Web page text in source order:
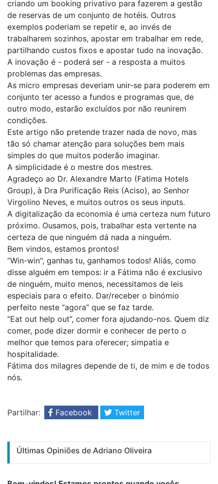
criando um booking privativo para fazerem a gestão
de reservas de um conjunto de hotéis. Outros
exemplos poderiam se repetir e, ao invés de
trabalharem sozinhos, apostar em trabalhar em rede,
partilhando custos fixos e apostar tudo na inovação.
A inovação é - poderá ser - a resposta a muitos
problemas das empresas.
As micro empresas deveriam unir-se para poderem em
conjunto ter acesso a fundos e programas que, de
outro modo, estarão excluídos por não reunirem
condições.
Este artigo não pretende trazer nada de novo, mas
tão só chamar atenção para soluções bem mais
simples do que muitos poderão imaginar.
A simplicidade é o mestre dos mestres.
Agradeço ao Dr. Alexandre Marto (Fatima Hotels
Group), à Dra Purificação Reis (Aciso), ao Senhor
Virgolino Neves, e muitos outros os seus inputs.
A digitalização da economia é uma certeza num futuro
próximo. Ousamos, pois, trabalhar esta vertente na
certeza de que ninguém dá nada a ninguém.
Bem vindos, estamos prontos!
“Win-win", ganhas tu, ganhamos todos! Aliás, como
disse alguém em tempos: ir a Fátima não é exclusivo
de ninguém, muito menos, necessitamos de leis
especiais para o efeito. Dar/receber o binómio
perfeito neste “agora” que se faz tarde.
“Eat out help out”, comer fora ajudando-nos. Quem diz
comer, pode dizer dormir e conhecer de perto o
melhor que temos para oferecer; simpatia e
hospitalidade.
Fátima dos milagres depende de ti, de mim e de todos
nós.
Partilhar: Facebook Twitter
Últimas Opiniões de Adriano Oliveira